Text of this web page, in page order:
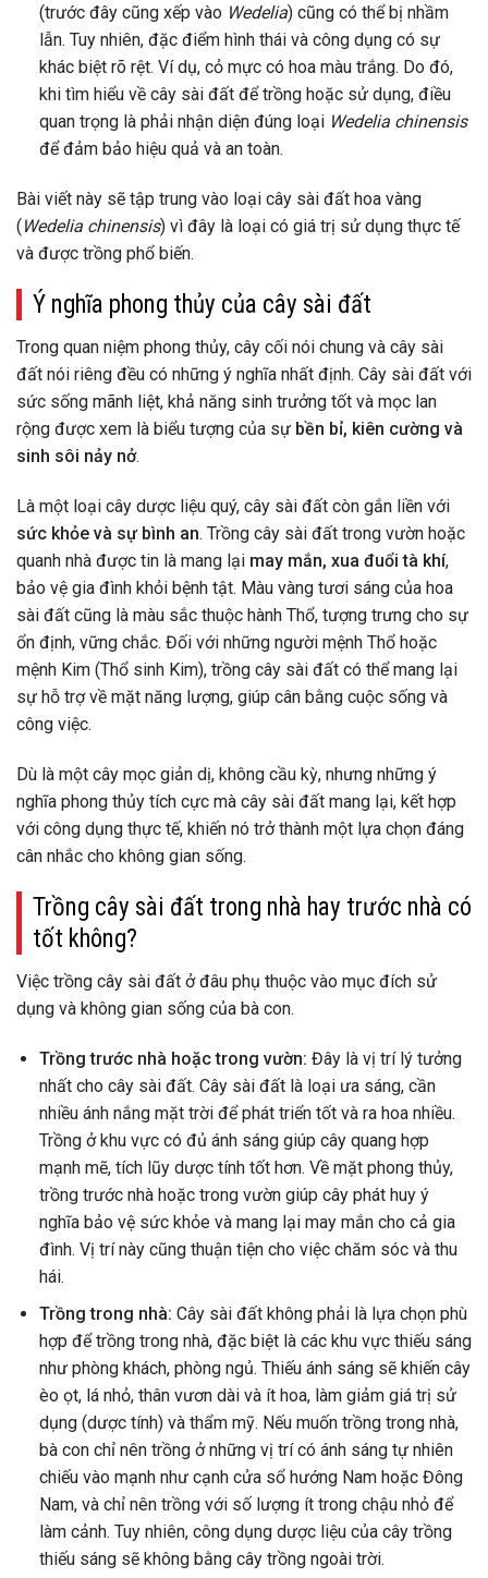
(trước đây cũng xếp vào Wedelia) cũng có thể bị nhầm
lẫn. Tuy nhiên, đặc điểm hình thái và công dụng có sự
khác biệt rõ rệt. Ví dụ, cỏ mực có hoa màu trắng. Do đó,
khi tìm hiểu về cây sài đất để trồng hoặc sử dụng, điều
quan trọng là phải nhận diện đúng loại Wedelia chinensis
để đảm bảo hiệu quả và an toàn.
Bài viết này sẽ tập trung vào loại cây sài đất hoa vàng
(Wedelia chinensis) vì đây là loại có giá trị sử dụng thực tế
và được trồng phổ biến.
Ý nghĩa phong thủy của cây sài đất
Trong quan niệm phong thủy, cây cối nói chung và cây sài
đất nói riêng đều có những ý nghĩa nhất định. Cây sài đất với
sức sống mãnh liệt, khả năng sinh trưởng tốt và mọc lan
rộng được xem là biểu tượng của sự bền bỉ, kiên cường và
sinh sôi nảy nở.
Là một loại cây dược liệu quý, cây sài đất còn gắn liền với
sức khỏe và sự bình an. Trồng cây sài đất trong vườn hoặc
quanh nhà được tin là mang lại may mắn, xua đuổi tà khí,
bảo vệ gia đình khỏi bệnh tật. Màu vàng tươi sáng của hoa
sài đất cũng là màu sắc thuộc hành Thổ, tượng trưng cho sự
ổn định, vững chắc. Đối với những người mệnh Thổ hoặc
mệnh Kim (Thổ sinh Kim), trồng cây sài đất có thể mang lại
sự hỗ trợ về mặt năng lượng, giúp cân bằng cuộc sống và
công việc.
Dù là một cây mọc giản dị, không cầu kỳ, nhưng những ý
nghĩa phong thủy tích cực mà cây sài đất mang lại, kết hợp
với công dụng thực tế, khiến nó trở thành một lựa chọn đáng
cân nhắc cho không gian sống.
Trồng cây sài đất trong nhà hay trước nhà có
tốt không?
Việc trồng cây sài đất ở đâu phụ thuộc vào mục đích sử
dụng và không gian sống của bà con.
Trồng trước nhà hoặc trong vườn: Đây là vị trí lý tưởng
nhất cho cây sài đất. Cây sài đất là loại ưa sáng, cần
nhiều ánh nắng mặt trời để phát triển tốt và ra hoa nhiều.
Trồng ở khu vực có đủ ánh sáng giúp cây quang hợp
mạnh mẽ, tích lũy dược tính tốt hơn. Về mặt phong thủy,
trồng trước nhà hoặc trong vườn giúp cây phát huy ý
nghĩa bảo vệ sức khỏe và mang lại may mắn cho cả gia
đình. Vị trí này cũng thuận tiện cho việc chăm sóc và thu
hái.
Trồng trong nhà: Cây sài đất không phải là lựa chọn phù
hợp để trồng trong nhà, đặc biệt là các khu vực thiếu sáng
như phòng khách, phòng ngủ. Thiếu ánh sáng sẽ khiến cây
èo ọt, lá nhỏ, thân vươn dài và ít hoa, làm giảm giá trị sử
dụng (dược tính) và thẩm mỹ. Nếu muốn trồng trong nhà,
bà con chỉ nên trồng ở những vị trí có ánh sáng tự nhiên
chiếu vào mạnh như cạnh cửa sổ hướng Nam hoặc Đông
Nam, và chỉ nên trồng với số lượng ít trong chậu nhỏ để
làm cảnh. Tuy nhiên, công dụng dược liệu của cây trồng
thiếu sáng sẽ không bằng cây trồng ngoài trời.